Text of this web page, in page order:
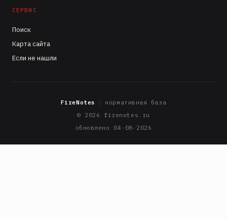
СЕРВИС
Поиск
Карта сайта
Если не нашли
FireNotes / нормативная база
© 2026 firenotes.ru
обновлено 04·08·2026